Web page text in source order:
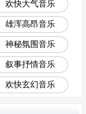
欢快大气音乐
雄浑高昂音乐
神秘氛围音乐
叙事抒情音乐
欢快玄幻音乐